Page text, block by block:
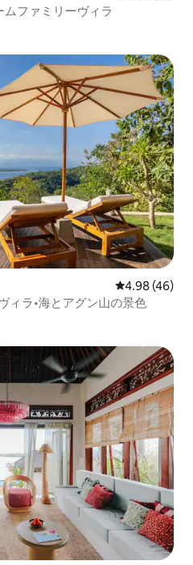
ファミリーヴィラ
レビュー46
4.98 (46)
ィラ•海とアグン山の景色